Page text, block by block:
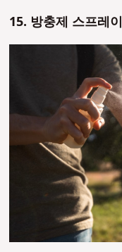
15. 방충제 스프레이